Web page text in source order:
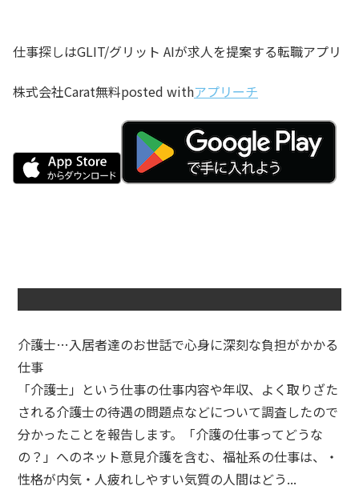
仕事探しはGLIT/グリット AIが求人を提案する転職アプリ
株式会社Carat無料posted withアプリーチ
介護士…入居者達のお世話で心身に深刻な負担がかかる
仕事
「介護士」という仕事の仕事内容や年収、よく取りざた
される介護士の待遇の問題点などについて調査したので
分かったことを報告します。「介護の仕事ってどうな
の？」へのネット意見介護を含む、福祉系の仕事は、・
性格が内気・人疲れしやすい気質の人間はどう...